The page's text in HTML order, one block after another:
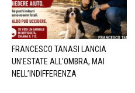
FRANCESCO TANASI LANCIA
UN’ESTATE ALL’OMBRA, MAI
NELL’INDIFFERENZA